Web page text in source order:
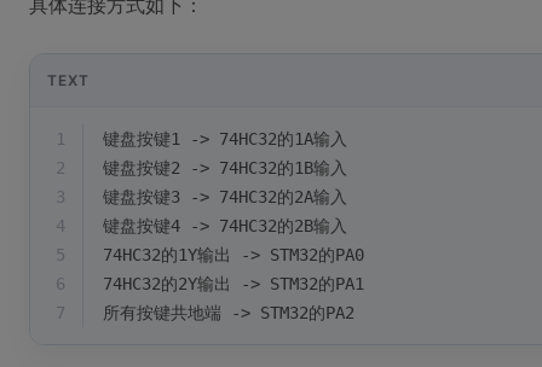
具体连接方式如下：
TEXT
1
键盘按键1 -> 74HC32的1A输入
2
键盘按键2 -> 74HC32的1B输入
3
键盘按键3 -> 74HC32的2A输入
4
键盘按键4 -> 74HC32的2B输入
5
74HC32的1Y输出 -> STM32的PA0
6
74HC32的2Y输出 -> STM32的PA1
7
所有按键共地端 -> STM32的PA2